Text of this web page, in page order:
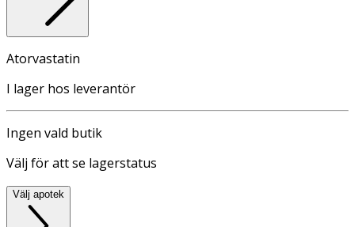
Atorvastatin
I lager hos leverantör
Ingen vald butik
Välj för att se lagerstatus
Välj apotek